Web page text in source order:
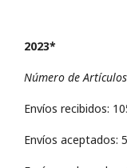
2023*
Número de Artículos
Envíos recibidos:
Envíos aceptados: